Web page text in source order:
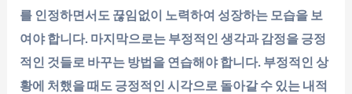
를 인정하면서도 끊임없이 노력하여 성장하는 모습을 보
여야 합니다. 마지막으로는 부정적인 생각과 감정을 긍정
적인 것들로 바꾸는 방법을 연습해야 합니다. 부정적인 상
황에 처했을 때도 긍정적인 시각으로 돌아갈 수 있는 내적